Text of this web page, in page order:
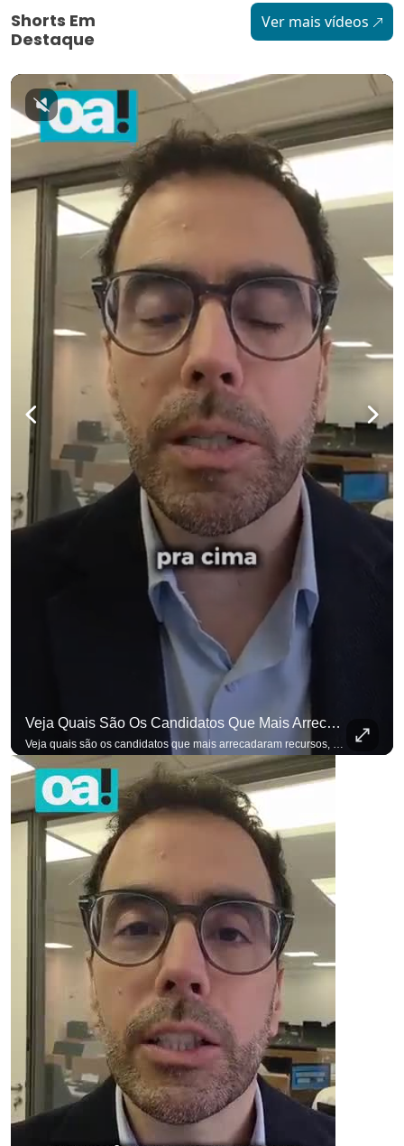
Shorts Em
Destaque
Ver mais vídeos
Veja Quais São Os Candidatos Que Mais Arrecadaram Recursos, Até Agora, Por Meio De Vaquinhas Eleito
Veja quais são os candidatos que mais arrecadaram recursos, até agora, por meio de vaquinhas eleitorais. #OAntagonista Se você busca informação com credibilidade, inscreva-se agora e ative o